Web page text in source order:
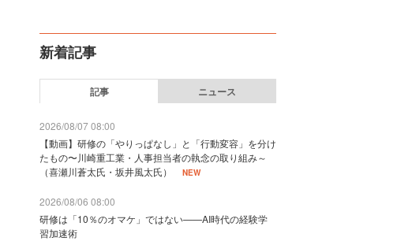
新着記事
記事 ニュース
2026/08/07 08:00
【動画】研修の「やりっぱなし」と「行動変容」を分け
たもの〜川崎重工業・人事担当者の執念の取り組み～
（喜瀬川蒼太氏・坂井風太氏）
NEW
2026/08/06 08:00
研修は「10％のオマケ」ではない——AI時代の経験学
習加速術